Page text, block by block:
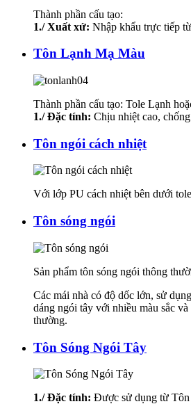
Thành phần cấu tạo:
1./ Xuất xứ: Nhập khẩu trực tiếp
Tôn Lạnh Mạ Màu
Thành phần cấu tạo: Tole Lạnh
1./ Đặc tính: Chịu nhiệt cao,
Tôn ngói cách nhiệt
Với lớp PU cách nhiệt bên dưới
Tôn sóng ngói
Sản phẩm tôn sóng ngói thông
Các mái nhà có độ dốc lớn, sử
dáng ngói tây với nhiều màu sắc
thường.
Tôn Sóng Ngói Tây
1./ Đặc tính: Được sử dụng từ Tôn